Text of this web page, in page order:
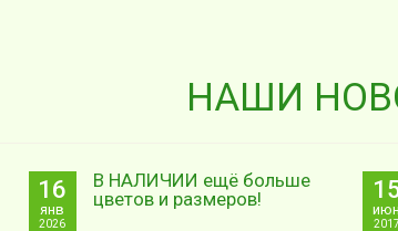
НАШИ
16
янв
2026
В НАЛИЧИИ ещё больше
цветов и размеров!
июн
2017